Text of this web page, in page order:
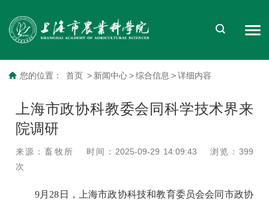
您的位置： 首页 > 新闻中心 > 综合信息 > 详细内容
上海市政协科教委会同科学技术界来
院调研
来源：畜牧所 时间：2025-09-29 14:09:43 浏览： 399
次
9月28日，上海市政协科技和教育委员会会同市政协